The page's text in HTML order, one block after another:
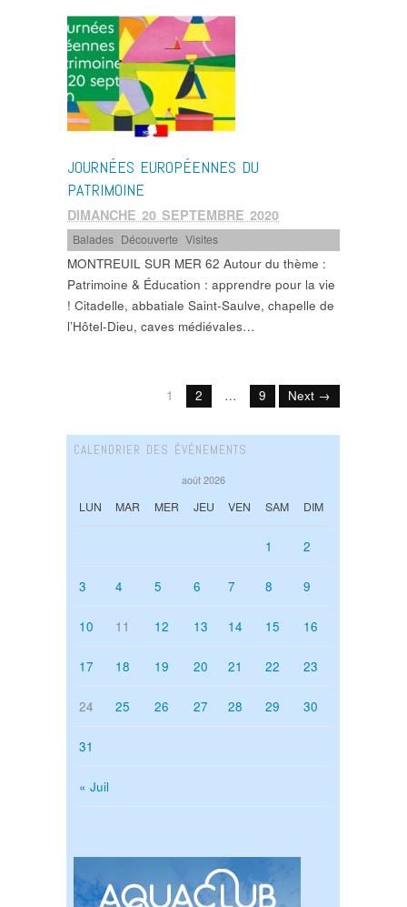
JOURNÉES EUROPÉENNES DU
PATRIMOINE
DIMANCHE 20 SEPTEMBRE 2020
Balades Découverte ,Visites
MONTREUIL SUR MER 62 Autour du thème :
Patrimoine & Éducation : apprendre pour la vie
! Citadelle, abbatiale Saint-Saulve, chapelle de
l’Hôtel-Dieu, caves médiévales…
1 2 … 9 Next →
CALENDRIER DES ÉVÉNEMENTS
août 2026
LUN MAR MER JEU VEN SAM DIM
« Juil
1 2
3 4 5 6 7 8 9
10 11 12 13 14 15 16
17 18 19 20 21 22 23
24 25 26 27 28 29 30
31